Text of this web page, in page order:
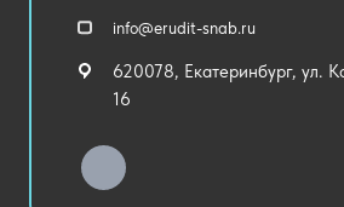
Спортивный зал
Уличное оборудование
Хозяйственные Товары
info@erudit-snab.ru
620078, Екатеринбург, ул.
16